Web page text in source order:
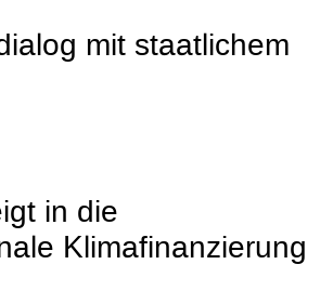
mit staatlichem
in die
Klimafinanzierung